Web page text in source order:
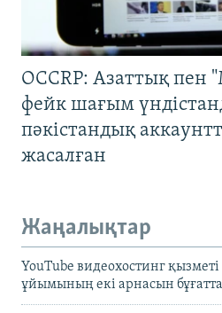
OCCRP: Азаттық пен
фейк шағым
пәкістандық
жасалған
Жаңалықтар
YouTube видеохостинг
ұйымының екі арнасын